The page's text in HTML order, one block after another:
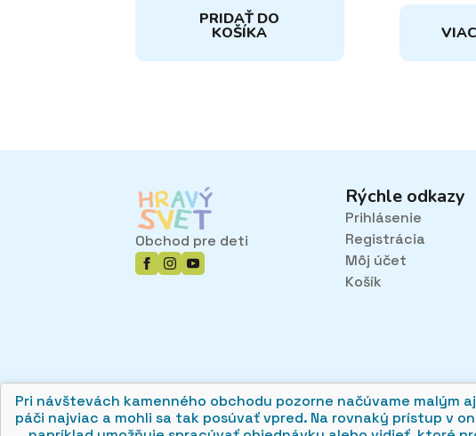
Pri návštevách kamenného obchodu pozorne načúvame malým
páči najviac a mohli sa tak posúvať vpred. Na rovnaký prístup v
PRIDAŤ DO
KOŠÍKA
Obchod pre deti
Rýchle odkazy
Prihlásenie
Registrácia
Môj účet
Košík